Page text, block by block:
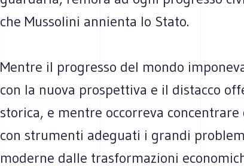
che Mussolini annienta lo Stato.
Mentre il progresso del mondo
con la nuova prospettiva e il distacco
storica, e mentre occorreva
con strumenti adeguati i grandi
moderne dalle trasformazioni